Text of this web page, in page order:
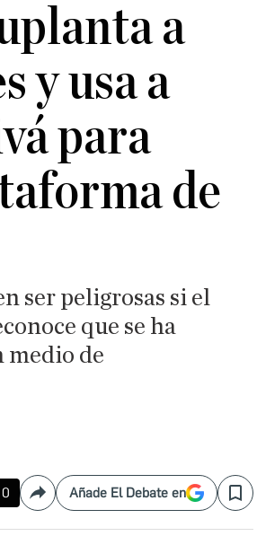
a
y usa a
para
de
ser peligrosas si el
que se ha
medio de
0 CompartirAñade El Debate en Save